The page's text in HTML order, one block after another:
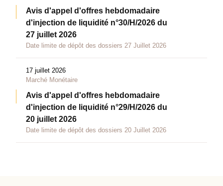
Avis d'appel d'offres hebdomadaire
d'injection de liquidité n°30/H/2026 du
27 juillet 2026
Date limite de dépôt des dossiers 27 Juillet 2026
17 juillet 2026
Marché Monétaire
Avis d'appel d'offres hebdomadaire
d'injection de liquidité n°29/H/2026 du
20 juillet 2026
Date limite de dépôt des dossiers 20 Juillet 2026